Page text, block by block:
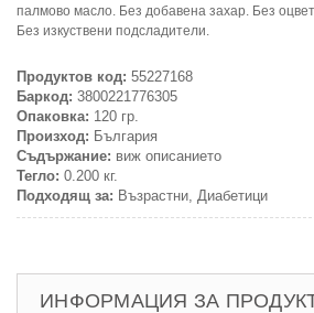
палмово масло. Без добавена захар. Без
Без изкуствени подсладители.
Продуктов код: 55227168
Баркод: 3800221776305
Опаковка: 120 гр.
Произход: България
Съдържание: виж описанието
Тегло: 0.200 кг.
Подходящ за: Възрастни, Диабетици
ИНФОРМАЦИЯ ЗА